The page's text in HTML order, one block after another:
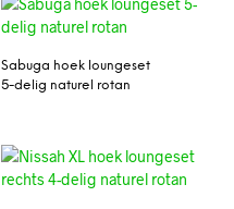
Sabuga hoek loungeset
5-delig naturel rotan